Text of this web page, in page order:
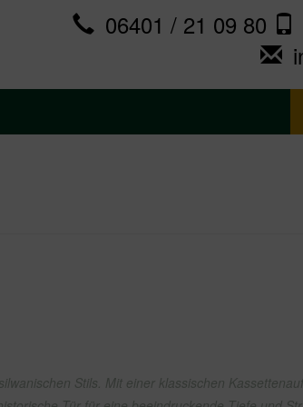
06401 / 21 09 80
Stils. Mit einer klassischen